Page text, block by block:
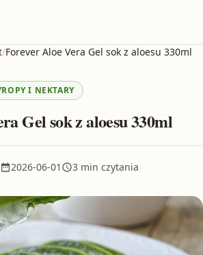
/Forever Aloe Vera Gel sok z aloesu 330ml
I NEKTARY
Gel sok z aloesu 330ml
2026-06-01 3 min czytania